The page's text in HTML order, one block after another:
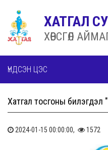
ХАТГАЛ
ХӨВСГӨЛ
ҮНДСЭН ЦЭС
Хатгал тосгоны билэгдэл
2024-01-15 00:00:00, 1572